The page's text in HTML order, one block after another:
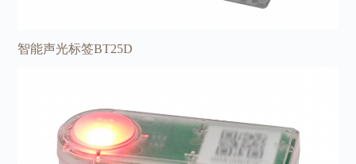
智能声光标签BT25D